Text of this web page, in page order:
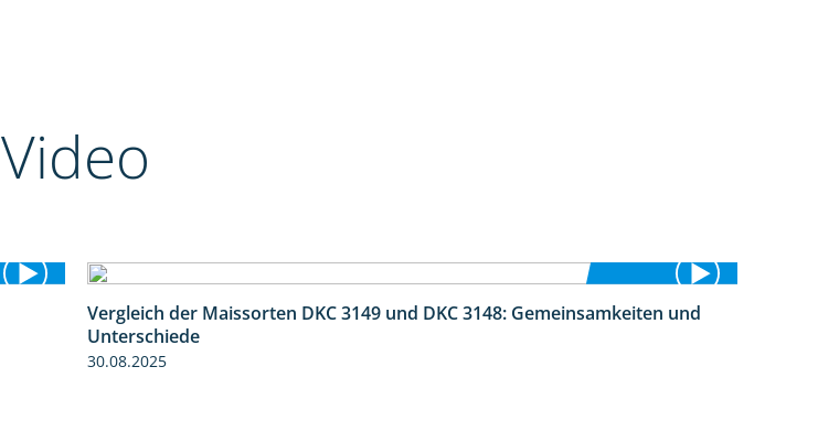
Video
1:56
Vergleich der Maissorten DKC 3149 und DKC 3148: Gemeinsamkeiten und
Unterschiede
30.08.2025